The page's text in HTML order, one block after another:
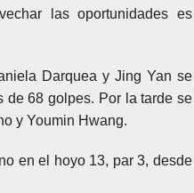
las oportunidades es
Darquea y Jing Yan se
de 68 golpes. Por la tarde se
y Youmin Hwang.
en el hoyo 13, par 3, desde